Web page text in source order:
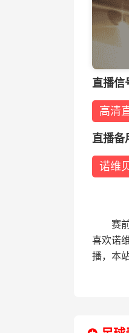
直播信
高清
直播备
诺维
赛
喜欢诺
播，本